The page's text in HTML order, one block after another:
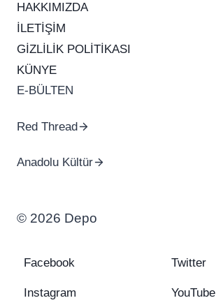
HAKKIMIZDA
İLETİŞİM
GİZLİLİK POLİTİKASI
KÜNYE
E-BÜLTEN
Red Thread
Anadolu Kültür
© 2026 Depo
Facebook Twitter
Instagram YouTube